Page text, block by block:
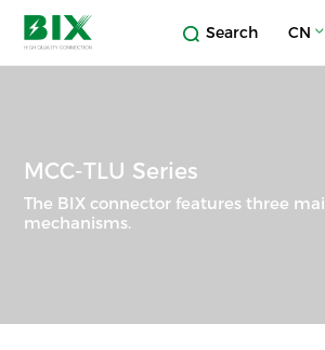
Search CN
MCC-TLU Series
The BIX connector features three
mechanisms.